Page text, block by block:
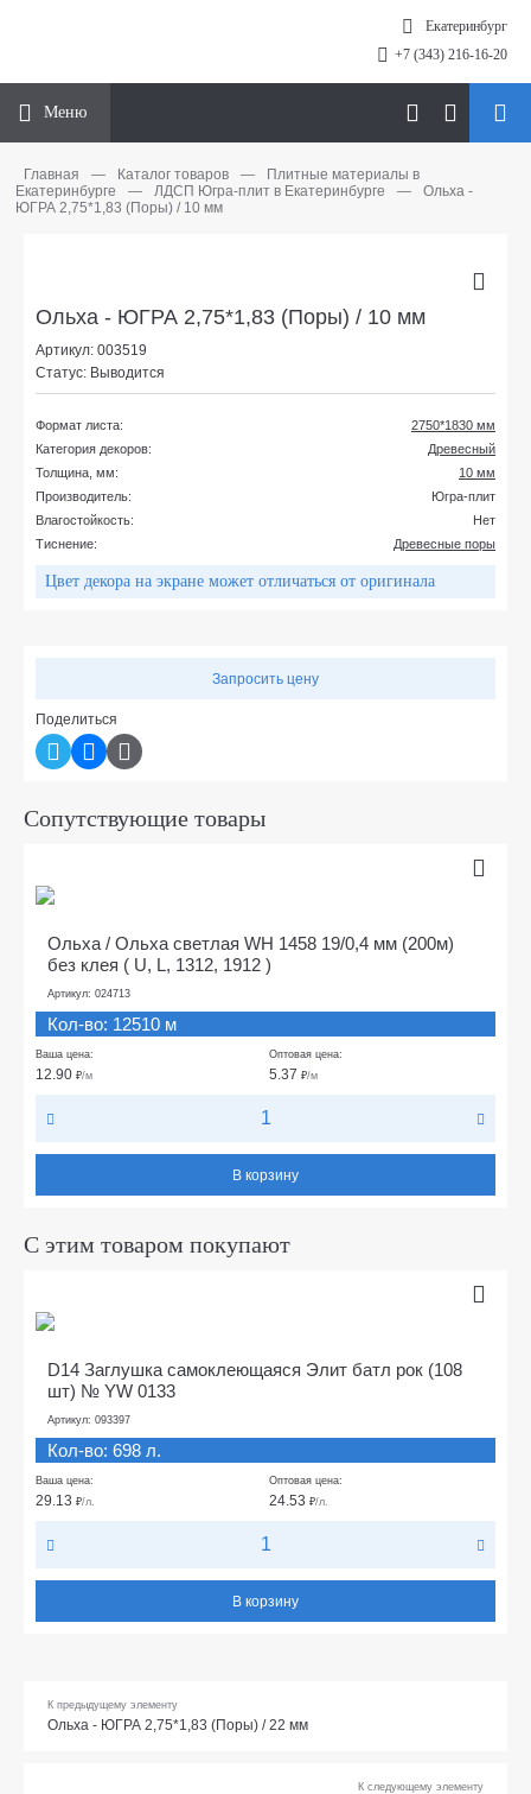
Екатеринбург
+7 (343) 216-16-20
Меню
Главная — Каталог товаров —
Плитные материалы в
Екатеринбурге
— ЛДСП Югра-плит в Екатеринбурге —
Ольха -
ЮГРА 2,75*1,83 (Поры) / 10 мм
Ольха - ЮГРА 2,75*1,83 (Поры) / 10 мм
Артикул: 003519
Статус: Выводится
Формат листа:
2750*1830 мм
Категория декоров:
Древесный
Толщина, мм:
10 мм
Производитель:
Югра-плит
Влагостойкость:
Нет
Тиснение:
Древесные поры
Цвет декора на экране может отличаться от оригинала
Запросить цену
Поделиться
Сопутствующие товары
Ольха / Ольха светлая WH 1458 19/0,4 мм (200м)
без клея ( U, L, 1312, 1912 )
Артикул: 024713
Кол-во: 12510 м
Ваша цена:
12.90 ₽/м
Оптовая цена:
5.37 ₽/м
В корзину
С этим товаром покупают
D14 Заглушка самоклеющаяся Элит батл рок (108
шт) № YW 0133
Артикул: 093397
Кол-во: 698 л.
Ваша цена:
29.13 ₽/л.
Оптовая цена:
24.53 ₽/л.
В корзину
К предыдущему элементу
Ольха - ЮГРА 2,75*1,83 (Поры) / 22 мм
К следующему элементу